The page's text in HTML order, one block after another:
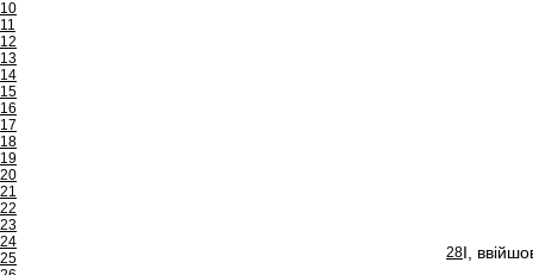
10
11
12
13
14
15
16
17
18
19
20
21
22
23
24
25
28І,